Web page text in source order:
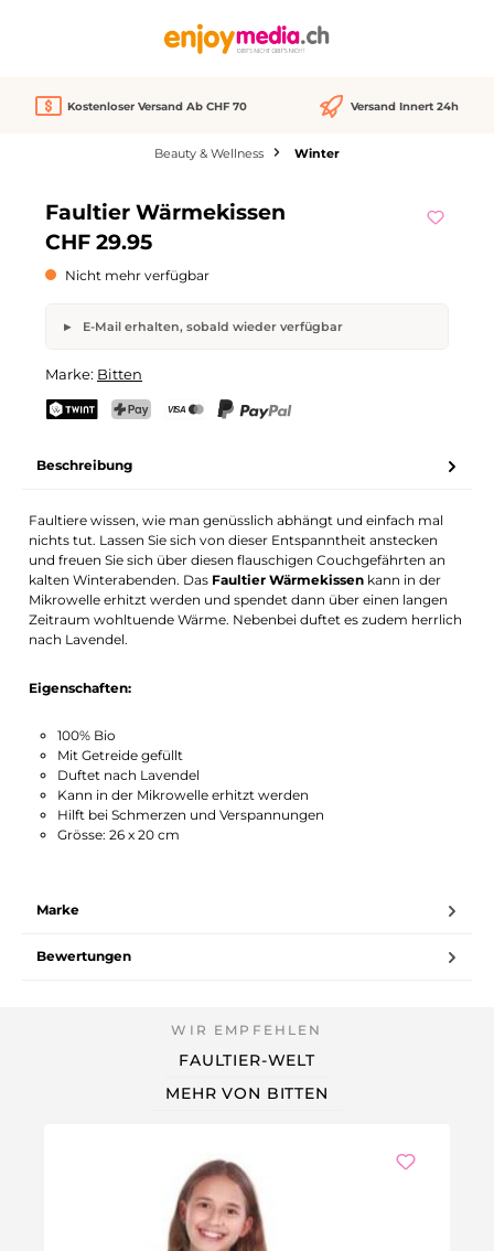
Kostenloser Versand Ab CHF 70 Versand Innert 24h
Beauty & Wellness Winter
Nicht verfügbar
Faultier Wärmekissen
CHF 29.95
Nicht mehr verfügbar
E-Mail erhalten, sobald wieder verfügbar
Dein Name E-Mail-Adresse
Marke: Bitten
Beschreibung
Faultiere wissen, wie man genüsslich abhängt und einfach mal
nichts tut. Lassen Sie sich von dieser Entspanntheit anstecken
und freuen Sie sich über diesen flauschigen Couchgefährten an
kalten Winterabenden. Das Faultier Wärmekissen kann in der
Mikrowelle erhitzt werden und spendet dann über einen langen
Zeitraum wohltuende Wärme. Nebenbei duftet es zudem herrlich
nach Lavendel.
Eigenschaften:
100% Bio
Mit Getreide gefüllt
Duftet nach Lavendel
Kann in der Mikrowelle erhitzt werden
Hilft bei Schmerzen und Verspannungen
Grösse: 26 x 20 cm
Marke
Bewertungen
FAULTIER-WELT
MEHR VON BITTEN